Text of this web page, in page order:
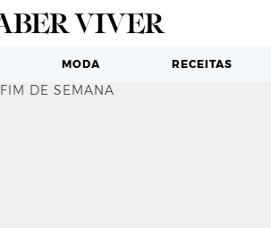
MODA RECEITAS
FIM DE SEMANA